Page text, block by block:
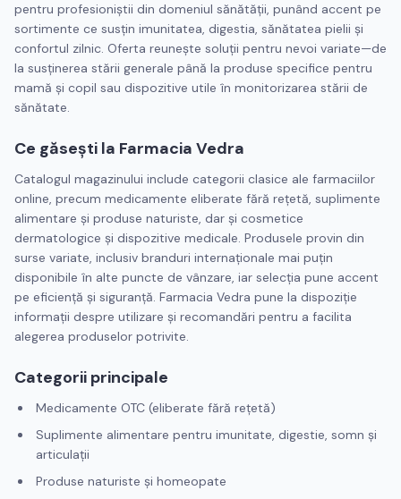
pentru profesioniștii din domeniul sănătății, punând accent pe
sortimente ce susțin imunitatea, digestia, sănătatea pielii și
confortul zilnic. Oferta reunește soluții pentru nevoi variate—de
la susținerea stării generale până la produse specifice pentru
mamă și copil sau dispozitive utile în monitorizarea stării de
sănătate.
Ce găsești la Farmacia Vedra
Catalogul magazinului include categorii clasice ale farmaciilor
online, precum medicamente eliberate fără rețetă, suplimente
alimentare și produse naturiste, dar și cosmetice
dermatologice și dispozitive medicale. Produsele provin din
surse variate, inclusiv branduri internaționale mai puțin
disponibile în alte puncte de vânzare, iar selecția pune accent
pe eficiență și siguranță. Farmacia Vedra pune la dispoziție
informații despre utilizare și recomandări pentru a facilita
alegerea produselor potrivite.
Categorii principale
Medicamente OTC (eliberate fără rețetă)
Suplimente alimentare pentru imunitate, digestie, somn și
articulații
Produse naturiste și homeopate